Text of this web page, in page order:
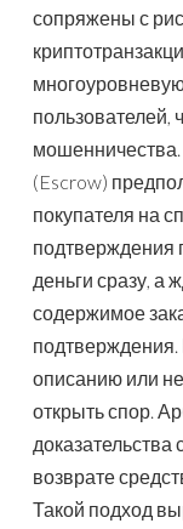
сопряжены с
пользователей,
(Escrow)
покупателя на
подтверждения
деньги сразу, а
содержимое
подтверждения.
описанию или
открыть спор.
возврате
Такой подход